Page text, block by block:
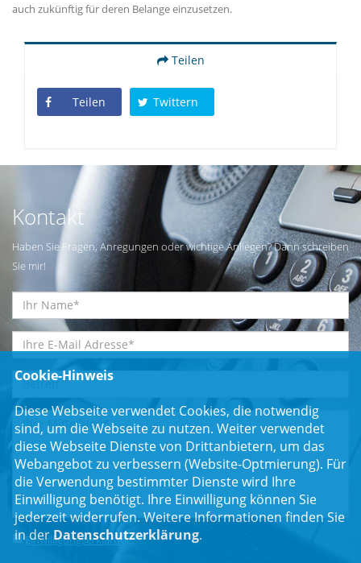
auch zukünftig für deren Belange einzusetzen.
Teilen
Teilen Twittern
Kontakt
Haben Sie Fragen, Anregungen oder wichtige Anliegen? Dann schreiben
Sie mir!
Einwilligungserklärung*
Cookie-Hinweis
Diese Webseite verwendet Cookies, die notwendig
sind, um die Webseite zu nutzen. Weiter verwendet
diese Webseite Dienste von Drittanbietern, um das
Webangebot zu verbessern (Website-Optmierung). Für
die Verwendung bestimmter Dienste wird Ihre
Einwilligung benötigt. Ihre Einwilligung können Sie
jederzeit widerrufen. Weitere Informationen finden Sie
in der Datenschutzerklärung.